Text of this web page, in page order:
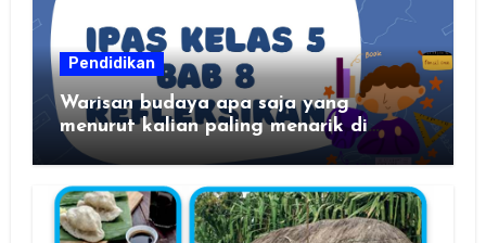
Pendidikan
Warisan budaya apa saja yang
menurut kalian paling menarik di